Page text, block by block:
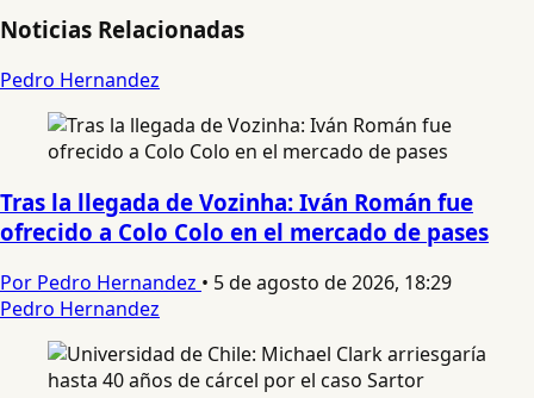
Noticias Relacionadas
Pedro Hernandez
Tras la llegada de Vozinha: Iván Román fue
ofrecido a Colo Colo en el mercado de pases
Por Pedro Hernandez • 5 de agosto de 2026, 18:29
Pedro Hernandez